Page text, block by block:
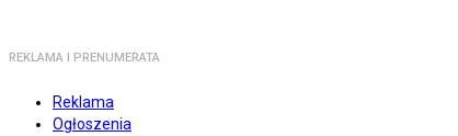
REKLAMA I PRENUMERATA
Reklama
Ogłoszenia